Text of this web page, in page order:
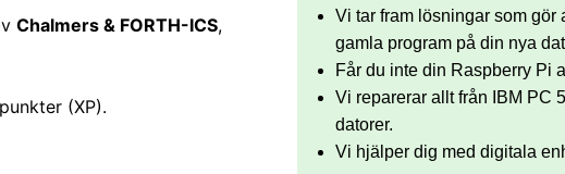
Chalmers & FORTH-ICS,
(XP).
Vi tar fram lösningar som gör
gamla program på din nya
Får du inte din Raspberry Pi
Vi reparerar allt från IBM PC
datorer.
Vi hjälper dig med digitala